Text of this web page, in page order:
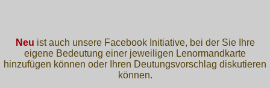
Neu ist auch unsere Facebook Initiative, bei der Sie Ihre
eigene Bedeutung einer jeweiligen Lenormandkarte
hinzufügen können oder Ihren Deutungsvorschlag diskutieren
können.